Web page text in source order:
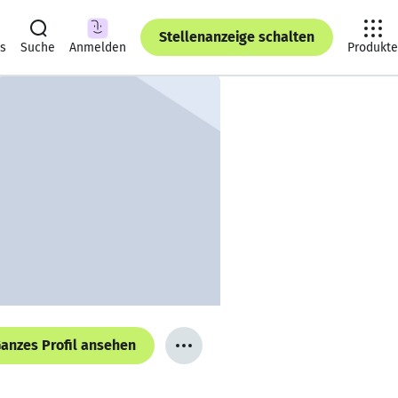
Suche Anmelden
Stellenanzeige schalten
Produkte
Profil ansehen